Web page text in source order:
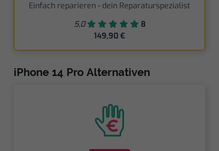
Einfach reparieren - dein Reparaturspezialist
5,0
8
149,90 €
iPhone 14 Pro Alternativen